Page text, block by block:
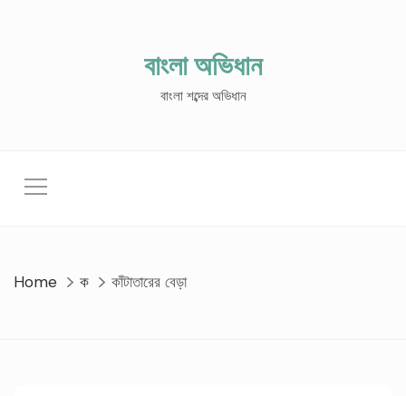
বাংলা অভিধান
বাংলা শব্দের অভিধান
Home ক কাঁটাতারের বেড়া